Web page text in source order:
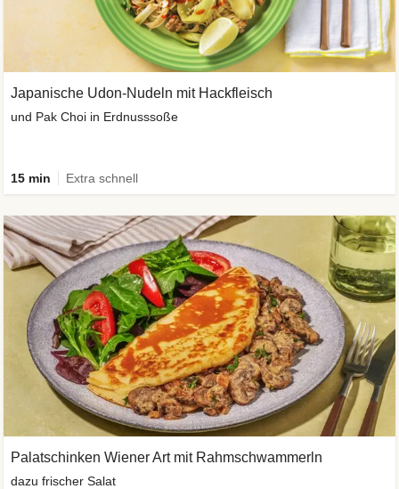
Japanische Udon-Nudeln mit Hackfleisch
und Pak Choi in Erdnusssoße
15 min Extra schnell
Palatschinken Wiener Art mit Rahmschwammerln
dazu frischer Salat